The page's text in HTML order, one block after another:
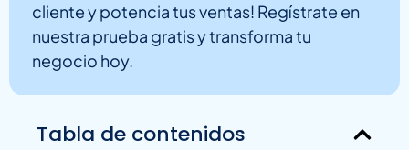
cliente y potencia tus ventas! Regístrate en
nuestra prueba gratis y transforma tu
negocio hoy.
Tabla de contenidos